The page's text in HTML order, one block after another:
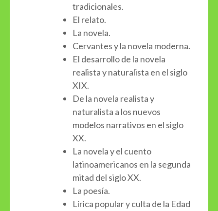
tradicionales.
El relato.
La novela.
Cervantes y la novela moderna.
El desarrollo de la novela
realista y naturalista en el siglo
XIX.
De la novela realista y
naturalista a los nuevos
modelos narrativos en el siglo
XX.
La novela y el cuento
latinoamericanos en la segunda
mitad del siglo XX.
La poesía.
Lírica popular y culta de la Edad